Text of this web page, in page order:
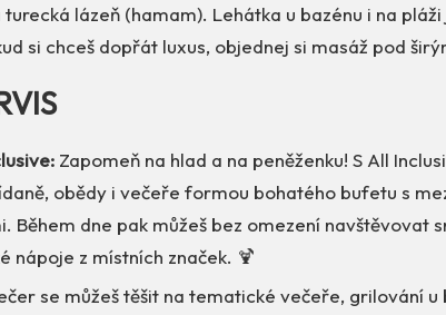
lázeň (hamam). Lehátka u bazénu i na pláži
si chceš dopřát luxus, objednej si masáž pod
Zapomeň na hlad a na peněženku! S All
obědy i večeře formou bohatého bufetu s
Během dne pak můžeš bez omezení navštěvovat
nápoje z místních značek. 🍹
se můžeš těšit na tematické večeře, grilování u